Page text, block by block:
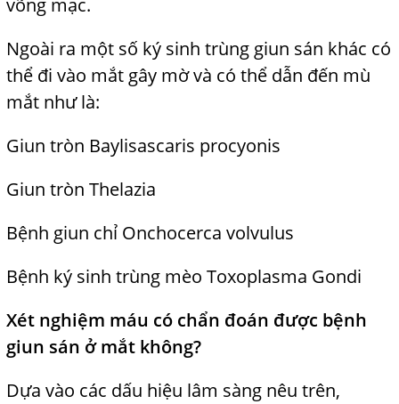
võng mạc.
Ngoài ra một số ký sinh trùng giun sán khác có
thể đi vào mắt gây mờ và có thể dẫn đến mù
mắt như là:
Giun tròn Baylisascaris procyonis
Giun tròn Thelazia
Bệnh giun chỉ Onchocerca volvulus
Bệnh ký sinh trùng mèo Toxoplasma Gondi
Xét nghiệm máu có chẩn đoán được bệnh
giun sán ở mắt không?
Dựa vào các dấu hiệu lâm sàng nêu trên,